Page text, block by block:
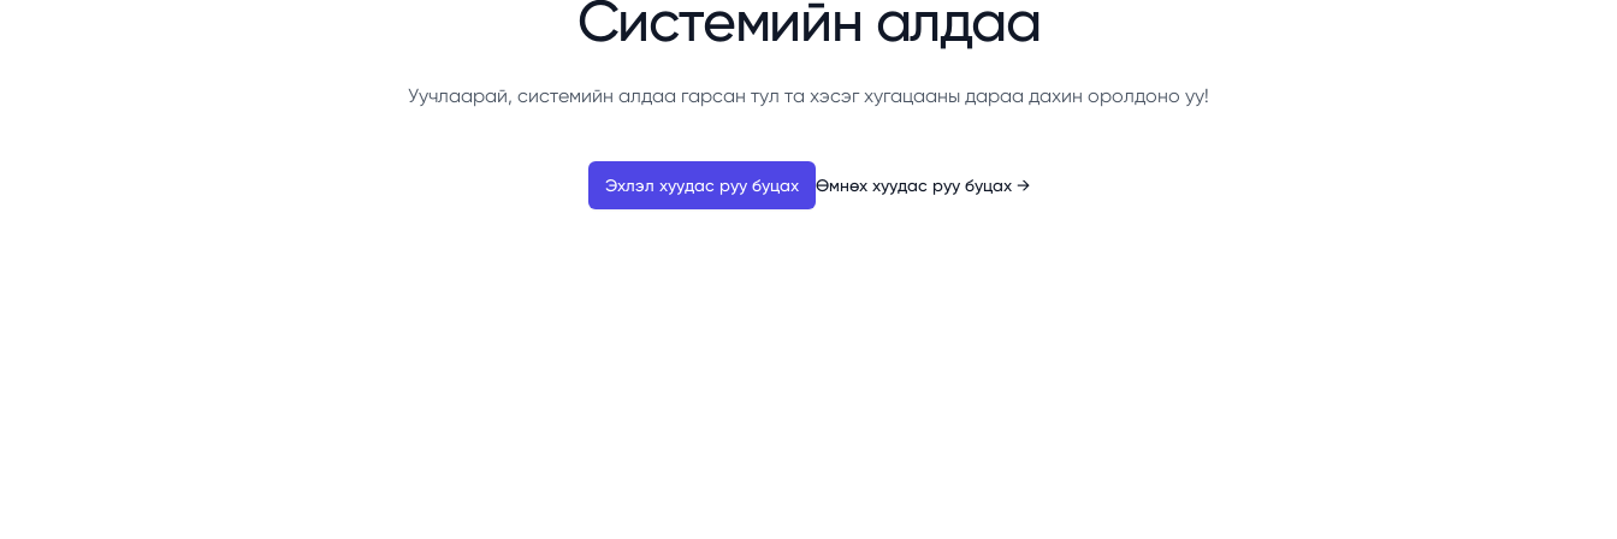
Системийн алдаа
Уучлаарай, системийн алдаа гарсан тул та хэсэг хугацааны дараа дахин оролдоно уу!
Эхлэл хуудас руу буцах Өмнөх хуудас руу буцах →